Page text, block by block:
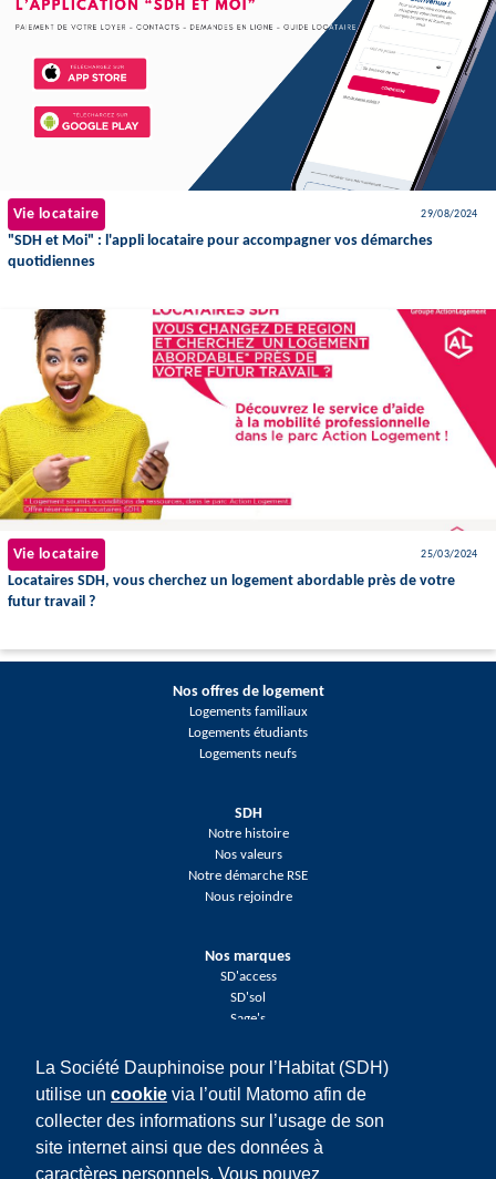
La Société Dauphinoise pour l’Habitat (SDH)
utilise un cookie via l’outil Matomo afin de
collecter des informations sur l’usage de son
site internet ainsi que des données à
caractères personnels. Vous pouvez
Vie locataire 29/08/2024
"SDH et Moi" : l'appli locataire pour accompagner vos démarches
quotidiennes
Vie locataire 25/03/2024
Locataires SDH, vous cherchez un logement abordable près de votre
futur travail ?
Nos offres de logement
Logements familiaux
Logements étudiants
Logements neufs
SDH
Notre histoire
Nos valeurs
Notre démarche RSE
Nous rejoindre
Nos marques
SD'access
SD'sol
Sage's
Réseaux sociaux
Facebook
Twitter
LinkedIn